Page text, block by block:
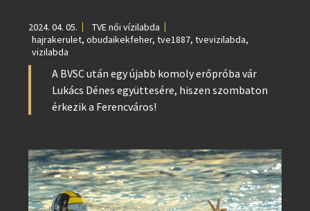
2024. 04. 05.
TVE női vízilabda
hajrakerulet, obudaikekfeher, tve1887, tvevizilabda,
vizilabda
A BVSC után egy újabb komoly erőpróba vár
Lukács Dénes együttesére, hiszen szombaton
érkezik a Ferencváros!